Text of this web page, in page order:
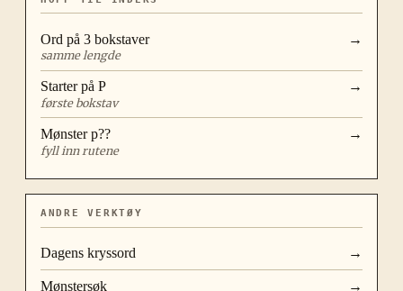
Ord på 3 bokstaver
samme lengde
→
Starter på P
første bokstav
→
Mønsterp??
fyll inn rutene
→
ANDRE VERKTØY
Dagens kryssord →
Mønstersøk →